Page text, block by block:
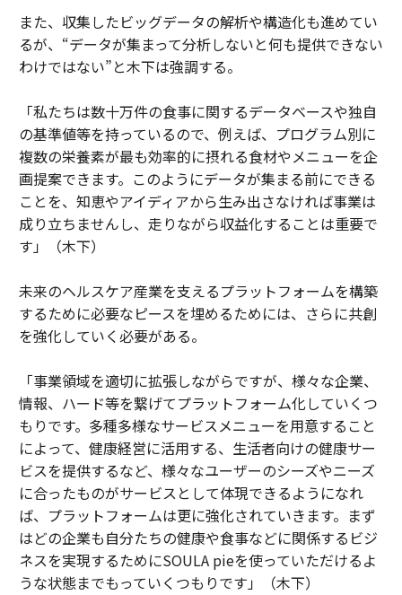
また、収集したビッグデータの解析や構造化も進めてい
るが、“データが集まって分析しないと何も提供できない
わけではない”と木下は強調する。
「私たちは数十万件の食事に関するデータベースや独自
の基準値等を持っているので、例えば、プログラム別に
複数の栄養素が最も効率的に摂れる食材やメニューを企
画提案できます。このようにデータが集まる前にできる
ことを、知恵やアイディアから生み出さなければ事業は
成り立ちませんし、走りながら収益化することは重要で
す」（木下）
未来のヘルスケア産業を支えるプラットフォームを構築
するために必要なピースを埋めるためには、さらに共創
を強化していく必要がある。
「事業領域を適切に拡張しながらですが、様々な企業、
情報、ハード等を繋げてプラットフォーム化していくつ
もりです。多種多様なサービスメニューを用意すること
によって、健康経営に活用する、生活者向けの健康サー
ビスを提供するなど、様々なユーザーのシーズやニーズ
に合ったものがサービスとして体現できるようになれ
ば、プラットフォームは更に強化されていきます。まず
はどの企業も自分たちの健康や食事などに関係するビジ
ネスを実現するためにSOULA pieを使っていただけるよ
うな状態までもっていくつもりです」（木下）